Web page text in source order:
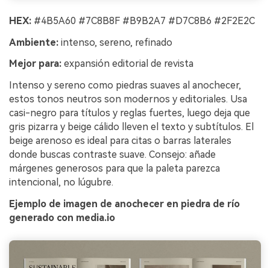
HEX: #4B5A60 #7C8B8F #B9B2A7 #D7C8B6 #2F2E2C
Ambiente: intenso, sereno, refinado
Mejor para: expansión editorial de revista
Intenso y sereno como piedras suaves al anochecer,
estos tonos neutros son modernos y editoriales. Usa
casi-negro para títulos y reglas fuertes, luego deja que
gris pizarra y beige cálido lleven el texto y subtítulos. El
beige arenoso es ideal para citas o barras laterales
donde buscas contraste suave. Consejo: añade
márgenes generosos para que la paleta parezca
intencional, no lúgubre.
Ejemplo de imagen de anochecer en piedra de río
generado con media.io